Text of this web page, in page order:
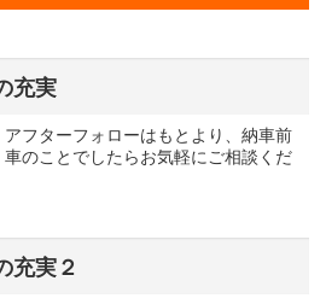
充実
フターフォローはもとより、納車前
のことでしたらお気軽にご相談くだ
充実２